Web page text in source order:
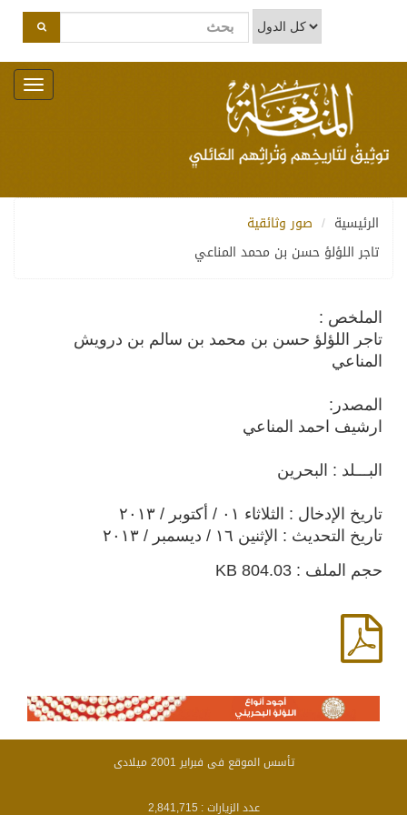
Toggle
navigation
الرئيسية
صور وثائقية
تاجر اللؤلؤ حسن بن محمد المناعي
الملخص :
تاجر اللؤلؤ حسن بن محمد بن سالم بن درويش
المناعي
المصدر:
ارشيف احمد المناعي
البـــلد : البحرين
تاريخ الإدخال : الثلاثاء ٠١ / أكتوبر / ٢٠١٣
تاريخ التحديث : الإثنين ١٦ / ديسمبر / ٢٠١٣
حجم الملف : 804.03 KB
تأسس الموقع فى فبراير 2001 ميلادى
عدد الزيارات : 2,841,715